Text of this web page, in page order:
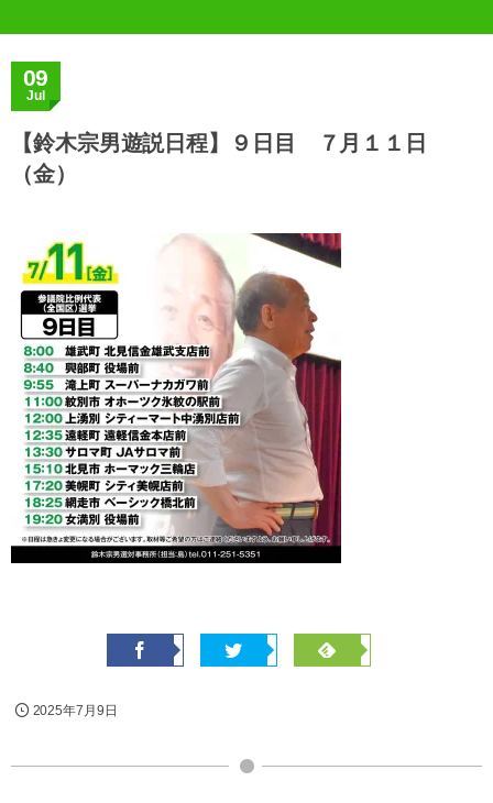
09
Jul
【鈴木宗男遊説日程】９日目 ７月１１日
（金）
2025年7月9日